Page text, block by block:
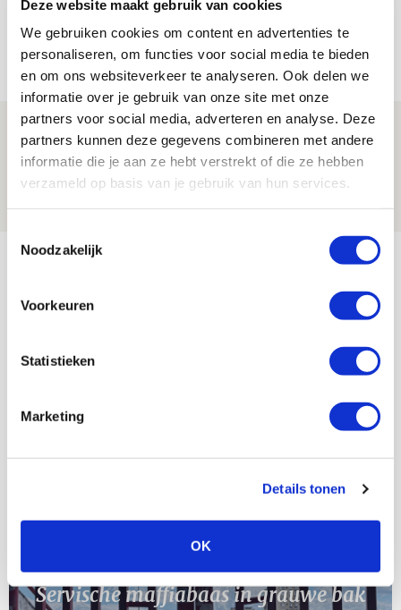
Deze website maakt gebruik van cookies
We gebruiken cookies om content en advertenties te
personaliseren, om functies voor social media te bieden
en om ons websiteverkeer te analyseren. Ook delen we
informatie over je gebruik van onze site met onze
partners voor social media, adverteren en analyse. Deze
partners kunnen deze gegevens combineren met andere
informatie die je aan ze hebt verstrekt of die ze hebben
verzameld op basis van je gebruik van hun services.
Noodzakelijk
Voorkeuren
Statistieken
Marketing
Details tonen
OK
voor mijn club is heel speciaal’
06 AUGUSTUS 2026 - 23:43
NIEUWS
Ajax zet Shelbourne eenvoudig opzij en
reist met vertrouwen naar Dublin
06 AUGUSTUS 2026 - 21:52
Bekijk meer
AUG
11
Servische maffiabaas in grauwe bak